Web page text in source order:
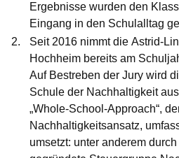
Ergebnisse wurden den
Eingang in den Schulalltag
Seit 2016 nimmt die Astrid-
Hochheim bereits am
Auf Bestreben der Jury wird
Schule der Nachhaltigkeit
„Whole-School-Approach“,
Nachhaltigkeitsansatz,
umsetzt: unter anderem